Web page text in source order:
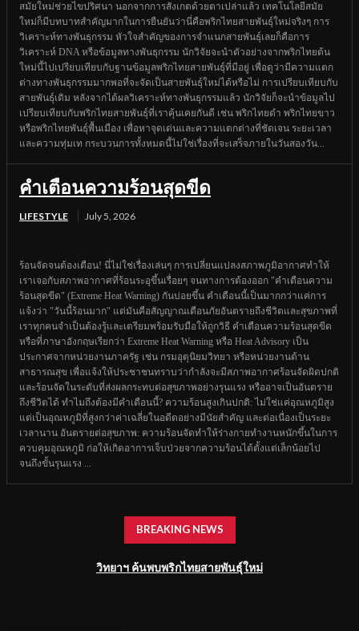
สมัยใหม่ช่วยไขปริศนา นอกจากการสังเกตด้วยตาเปล่าแล้ว เทคโนโลยีสมัย
ใหม่ก็มีบทบาทสำคัญมากในการยืนยันว่านี่คือพริกไทยสายพันธุ์ใหม่จริงๆ การ
วิเคราะห์ทางพันธุกรรม หัวใจสำคัญของการจำแนกสายพันธุ์เลยก็คือการ
วิเคราะห์ DNA หรือข้อมูลทางพันธุกรรม นักวิจัยจะนำตัวอย่างจากพริกไทยต้น
ใหม่นี้ไปเปรียบเทียบกับฐานข้อมูลพริกไทยสายพันธุ์ที่มีอยู่ เพื่อดูว่ามีความแตก
ต่างทางพันธุกรรมมากพอที่จะจัดเป็นสายพันธุ์ใหม่ได้หรือไม่ การเปรียบเทียบกับ
สายพันธุ์เดิม หลังจากได้ผลวิเคราะห์ทางพันธุกรรมแล้ว นักวิจัยก็จะนำข้อมูลไป
เปรียบเทียบกับพริกไทยสายพันธุ์ที่เราคุ้นเคยกันดี เช่น พริกไทยดำ พริกไทยขาว
หรือพริกไทยพันธุ์พื้นเมือง เพื่อหาจุดเด่นและความแตกต่างที่ชัดเจน ระยะเวลา
และความทุ่มเท กระบวนการทั้งหมดนี้ไม่ใช่เรื่องที่จะเสร็จภายในวันสองวัน...
คำเตือนความร้อนสุดขีด
LIFESTYLE July 5, 2026
ร้อนจัดจนต้องเตือน! นี่ไม่ใช่เรื่องเล่นๆ การเปลี่ยนแปลงสภาพภูมิอากาศทำให้
เราเจอกับสภาพอากาศที่ร้อนระอุขึ้นเรื่อยๆ จนทางการต้องออก "คำเตือนความ
ร้อนสุดขีด" (Extreme Heat Warning) กันบ่อยขึ้น คำเตือนนี้เป็นมากกว่าแค่การ
แจ้งว่า "วันนี้ร้อนมาก" แต่มันคือสัญญาณเตือนภัยอันตรายถึงชีวิตและสุขภาพที่
เราทุกคนจำเป็นต้องรู้และเตรียมพร้อมรับมือให้ถูกวิธี คำเตือนความร้อนสุดขีด
หรือที่ภาษาอังกฤษเรียกว่า Extreme Heat Warning หรือ Heat Advisory เป็น
ประกาศจากหน่วยงานภาครัฐ เช่น กรมอุตุนิยมวิทยา หรือหน่วยงานด้าน
สาธารณสุข เพื่อแจ้งให้ประชาชนทราบว่ากำลังจะมีสภาพอากาศร้อนจัดผิดปกติ
และร้อนจัดในระดับที่ส่งผลกระทบต่อสุขภาพอย่างรุนแรง หรืออาจเป็นอันตราย
ถึงชีวิตได้ ทำไมถึงต้องมีคำเตือนนี้? ความร้อนสูงเกินปกติ: ไม่ใช่แค่อุณหภูมิสูง
แต่เป็นอุณหภูมิที่สูงกว่าค่าเฉลี่ยในอดีตอย่างมีนัยสำคัญ และต่อเนื่องเป็นระยะ
เวลานาน อันตรายต่อสุขภาพ: ความร้อนจัดทำให้ร่างกายทำงานหนักขึ้นในการ
ควบคุมอุณหภูมิ ก่อให้เกิดอาการเจ็บป่วยจากความร้อนได้ตั้งแต่เล็กน้อยไป
จนถึงขั้นรุนแรง ...
BREAKING NEWS
วิทยาฯ ค้นพบพริกไทยสายพันธุ์ใหม่